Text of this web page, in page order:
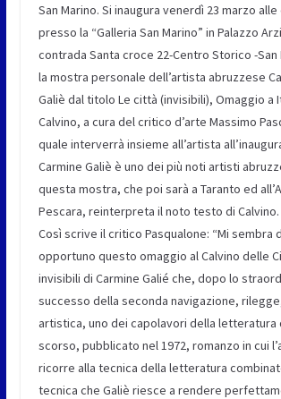
San Marino. Si inaugura venerdì 23 marzo alle
presso la “Galleria San Marino” in Palazzo
contrada Santa croce 22-Centro Storico -San
la mostra personale dell’artista abruzzese
Galiè dal titolo Le città (invisibili), Omaggio a
Calvino, a cura del critico d’arte Massimo
quale interverrà insieme all’artista
Carmine Galiè è uno dei più noti artisti
questa mostra, che poi sarà a Taranto ed
Pescara, reinterpreta il noto testo di Calvino.
Così scrive il critico Pasqualone: “Mi sembra
opportuno questo omaggio al Calvino delle
invisibili di Carmine Galié che, dopo lo
successo della seconda navigazione,
artistica, uno dei capolavori della letteratura
scorso, pubblicato nel 1972, romanzo in cui
ricorre alla tecnica della letteratura
tecnica che Galiè riesce a rendere